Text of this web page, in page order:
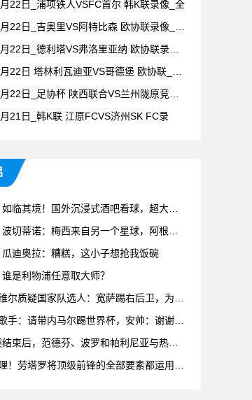
22日_浦项铁人VSFC首尔 韩K联录像_全
22日_吉奥里VS阿特比森 欧协联录像_全场
22日_德利塔VS弗洛里亚纳 欧协联录像_全
22日 塔林利瓦迪亚VS哥德堡 欧协联_全场
22日_足协杯 陕西联合VS兰州陇原竞技录像
21日_韩K联 江原FCVS济州SK FC录
瓜迪奥拉：糟糕，这小子想抢我饭碗
谁是利物浦任意取大师？